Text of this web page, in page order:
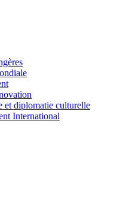
et diplomatie culturelle
International